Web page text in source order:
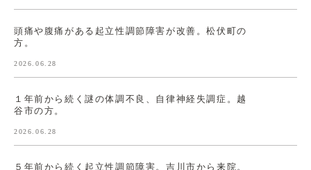
頭痛や腹痛がある起立性調節障害が改善。松伏町の
方。
2026.06.28
１年前から続く謎の体調不良、自律神経失調症。越
谷市の方。
2026.06.28
５年前から続く起立性調節障害。吉川市から来院。